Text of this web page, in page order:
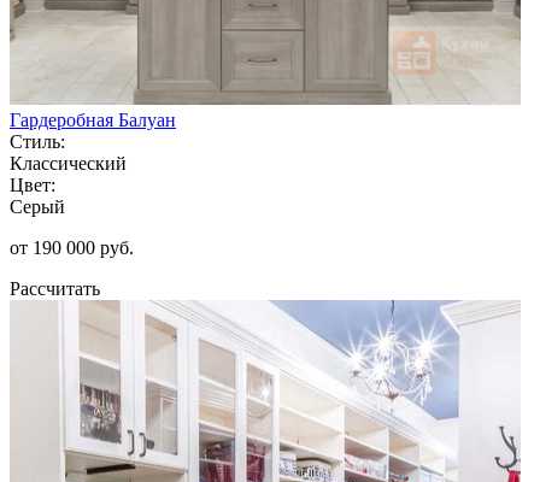
Гардеробная Балуан
Стиль:
Классический
Цвет:
Серый
от 190 000 руб.
Рассчитать